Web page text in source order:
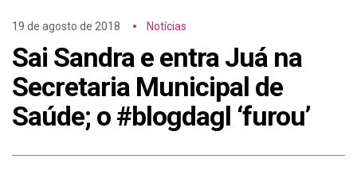
19 de agosto de 2018 Notícias
Sai Sandra e entra Juá na
Secretaria Municipal de
Saúde; o #blogdagl ‘furou’